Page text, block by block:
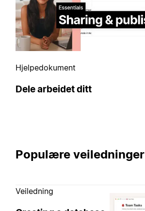
Hjelpedokument
Dele arbeidet ditt
Populære veiledninger
Veiledning